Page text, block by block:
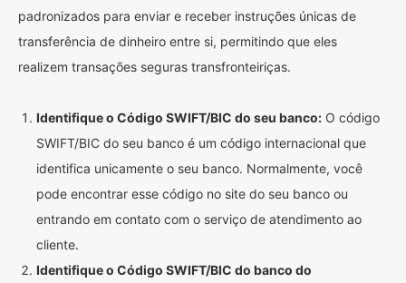
padronizados para enviar e receber instruções únicas de
transferência de dinheiro entre si, permitindo que eles
realizem transações seguras transfronteiriças.
Identifique o Código SWIFT/BIC do seu banco: O código
SWIFT/BIC do seu banco é um código internacional que
identifica unicamente o seu banco. Normalmente, você
pode encontrar esse código no site do seu banco ou
entrando em contato com o serviço de atendimento ao
cliente.
Identifique o Código SWIFT/BIC do banco do